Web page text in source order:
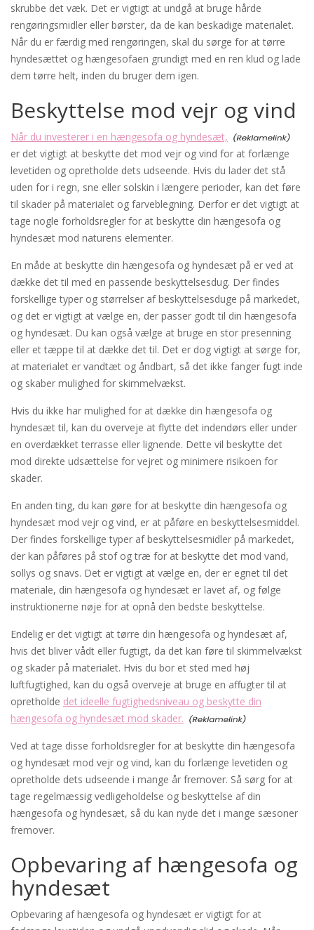
skrubbe det væk. Det er vigtigt at undgå at bruge hårde
rengøringsmidler eller børster, da de kan beskadige materialet.
Når du er færdig med rengøringen, skal du sørge for at tørre
hyndesættet og hængesofaen grundigt med en ren klud og lade
dem tørre helt, inden du bruger dem igen.
Beskyttelse mod vejr og vind
Når du investerer i en hængesofa og hyndesæt,
er det vigtigt at beskytte det mod vejr og vind for at forlænge
levetiden og opretholde dets udseende. Hvis du lader det stå
uden for i regn, sne eller solskin i længere perioder, kan det føre
til skader på materialet og farveblegning. Derfor er det vigtigt at
tage nogle forholdsregler for at beskytte din hængesofa og
hyndesæt mod naturens elementer.
En måde at beskytte din hængesofa og hyndesæt på er ved at
dække det til med en passende beskyttelsesdug. Der findes
forskellige typer og størrelser af beskyttelsesduge på markedet,
og det er vigtigt at vælge en, der passer godt til din hængesofa
og hyndesæt. Du kan også vælge at bruge en stor presenning
eller et tæppe til at dække det til. Det er dog vigtigt at sørge for,
at materialet er vandtæt og åndbart, så det ikke fanger fugt inde
og skaber mulighed for skimmelvækst.
Hvis du ikke har mulighed for at dække din hængesofa og
hyndesæt til, kan du overveje at flytte det indendørs eller under
en overdækket terrasse eller lignende. Dette vil beskytte det
mod direkte udsættelse for vejret og minimere risikoen for
skader.
En anden ting, du kan gøre for at beskytte din hængesofa og
hyndesæt mod vejr og vind, er at påføre en beskyttelsesmiddel.
Der findes forskellige typer af beskyttelsesmidler på markedet,
der kan påføres på stof og træ for at beskytte det mod vand,
sollys og snavs. Det er vigtigt at vælge en, der er egnet til det
materiale, din hængesofa og hyndesæt er lavet af, og følge
instruktionerne nøje for at opnå den bedste beskyttelse.
Endelig er det vigtigt at tørre din hængesofa og hyndesæt af,
hvis det bliver vådt eller fugtigt, da det kan føre til skimmelvækst
og skader på materialet. Hvis du bor et sted med høj
luftfugtighed, kan du også overveje at bruge en affugter til at
opretholde det ideelle fugtighedsniveau og beskytte din
hængesofa og hyndesæt mod skader.
Ved at tage disse forholdsregler for at beskytte din hængesofa
og hyndesæt mod vejr og vind, kan du forlænge levetiden og
opretholde dets udseende i mange år fremover. Så sørg for at
tage regelmæssig vedligeholdelse og beskyttelse af din
hængesofa og hyndesæt, så du kan nyde det i mange sæsoner
fremover.
Opbevaring af hængesofa og
hyndesæt
Opbevaring af hængesofa og hyndesæt er vigtigt for at